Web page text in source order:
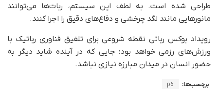
طراحی شده است. به لطف این سیستم، ربات‌ها می‌توانند
مانورهایی مانند لگد چرخشی و دفاع‌های دقیق را اجرا کنند.
رویداد بوکس رباتی نقطه شروعی برای تلفیق فناوری رباتیک با
ورزش‌های رزمی خواهد بود؛ جایی که در آینده شاید دیگر به
حضور انسان در میدان مبارزه نیازی نباشد.
برچسب‌ها: p6